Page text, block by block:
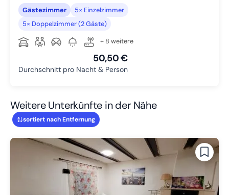
Gästezimmer
5× Einzelzimmer
5× Doppelzimmer (2 Gäste)
+ 8 weitere
50,50 €
Durchschnitt pro Nacht & Person
Weitere Unterkünfte in der Nähe
sortiert nach Entfernung